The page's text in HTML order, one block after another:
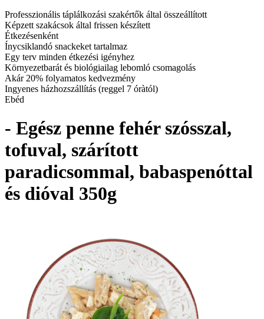
Professzionális táplálkozási szakértők által összeállított
Képzett szakácsok által frissen készített
Étkezésenként
Ínycsiklandó snackeket tartalmaz
Egy terv minden étkezési igényhez
Környezetbarát és biológiailag lebomló csomagolás
Akár 20% folyamatos kedvezmény
Ingyenes házhozszállítás (reggel 7 óràtól)
Ebéd
- Egész penne fehér szósszal,
tofuval, szárított
paradicsommal, babaspenóttal
és dióval 350g